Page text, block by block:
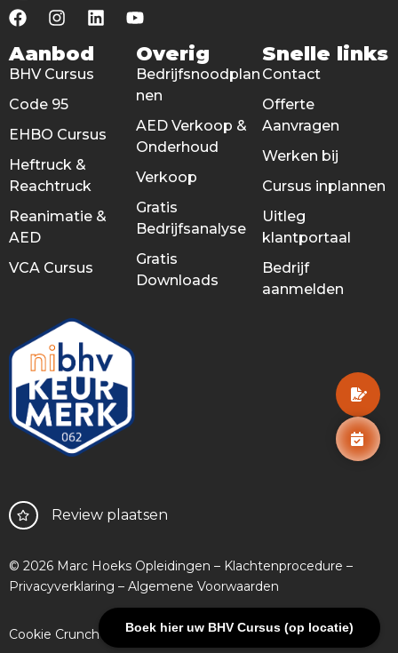
Boek hier uw BHV Cursus (op locatie)
Aanbod
BHV Cursus
Code 95
EHBO Cursus
Heftruck &
Reachtruck
Reanimatie &
AED
VCA Cursus
Overig
Bedrijfsnoodplan
nen
AED Verkoop &
Onderhoud
Verkoop
Gratis
Bedrijfsanalyse
Gratis
Downloads
Snelle links
Contact
Offerte
Aanvragen
Werken bij
Cursus inplannen
Uitleg
klantportaal
Bedrijf
aanmelden
Review plaatsen
© 2026 Marc Hoeks Opleidingen – Klachtenprocedure –
Privacyverklaring – Algemene Voorwaarden
Cookie Crunch Websites